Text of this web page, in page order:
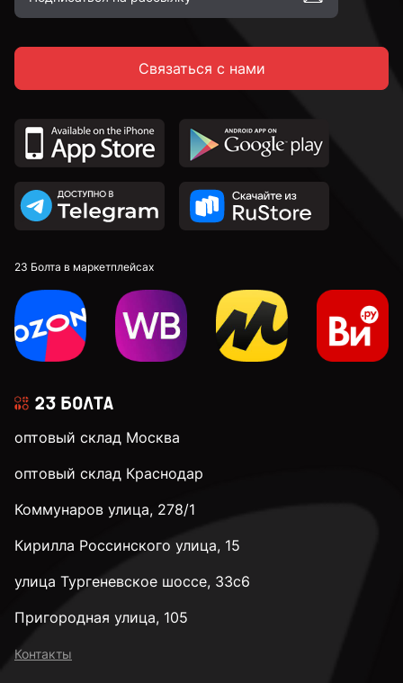
Связаться с нами
23 Болта в маркетплейсах
оптовый склад Москва
оптовый склад Краснодар
Коммунаров улица, 278/1
Кирилла Россинского улица, 15
улица Тургеневское шоссе, 33с6
Пригородная улица, 105
Контакты